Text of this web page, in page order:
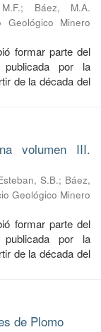
; Báez, M.A.
Geológico Minero
formar parte del
publicada por la
de la década del
volumen III.
S.B.; Báez,
Geológico Minero
formar parte del
publicada por la
de la década del
de Plomo